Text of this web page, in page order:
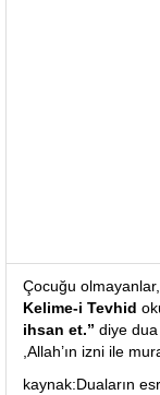
Çocuğu
Kelime-i Tevhid
ihsan et.” diye
,Allah’ın izni ile
kaynak:Duaların